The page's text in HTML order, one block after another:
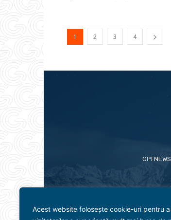
Acest website folosește cookie-uri pentru
1 2 3 4
GPI